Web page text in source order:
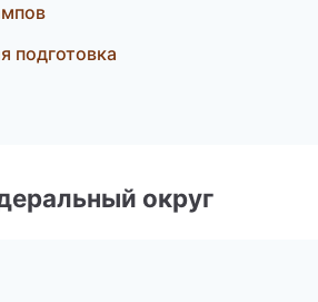
подготовка
округ